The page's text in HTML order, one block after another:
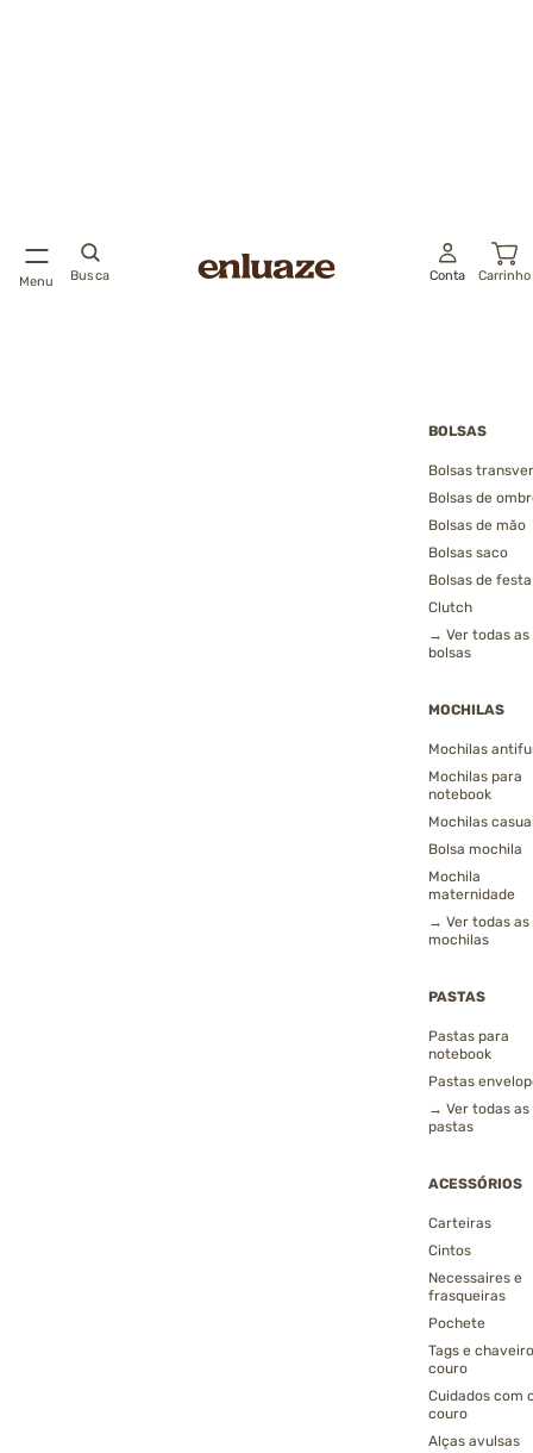
Menu Busca
BOLSAS
Bolsas
Bolsas de
Bolsas de mão
Bolsas saco
Bolsas de festa
Clutch
→ Ver todas as
bolsas
MOCHILAS
Mochilas
Mochilas para
notebook
Mochilas
Bolsa mochila
Mochila
maternidade
→ Ver todas as
mochilas
PASTAS
Pastas para
notebook
Pastas
→ Ver todas as
pastas
ACESSÓRIOS
Carteiras
Cintos
Necessaires e
frasqueiras
Pochete
Tags e
couro
Cuidados com
couro
Alças avulsas
Conta Carrinho